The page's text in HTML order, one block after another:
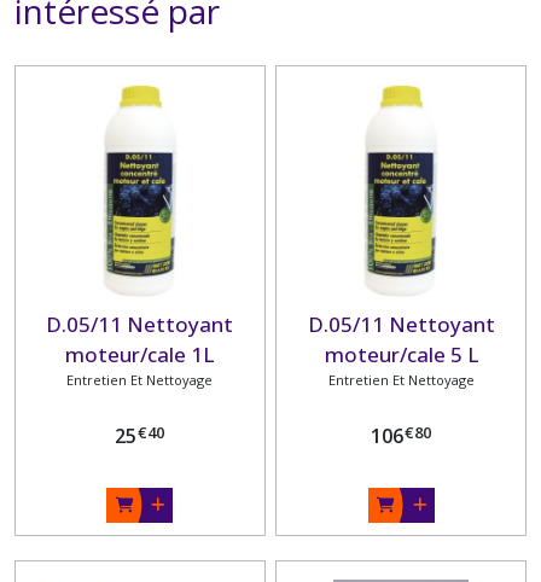
intéressé par
D.05/11 Nettoyant
moteur/cale 1L
Entretien Et Nettoyage
25€40
D.05/11 Nettoyant
moteur/cale 5 L
Entretien Et Nettoyage
106€80